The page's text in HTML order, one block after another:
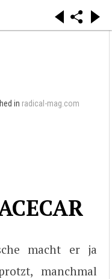
in radical-mag.com
macht er ja
manchmal